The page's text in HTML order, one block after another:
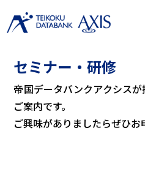
セミナー・研修
帝国データバンクアクシス
ご案内です。
ご興味がありましたらぜひお